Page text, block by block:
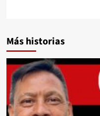
Más historias